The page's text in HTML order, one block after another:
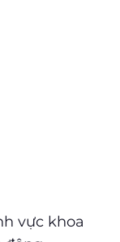
vực khoa